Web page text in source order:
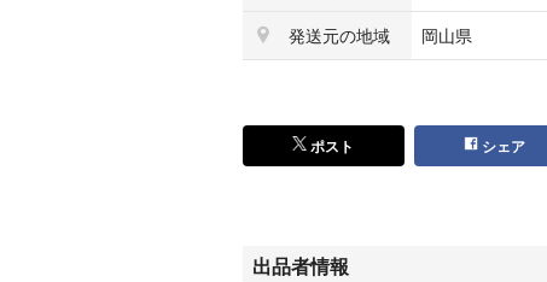
発送元の地域
岡山県
ポスト シェア
出品者情報